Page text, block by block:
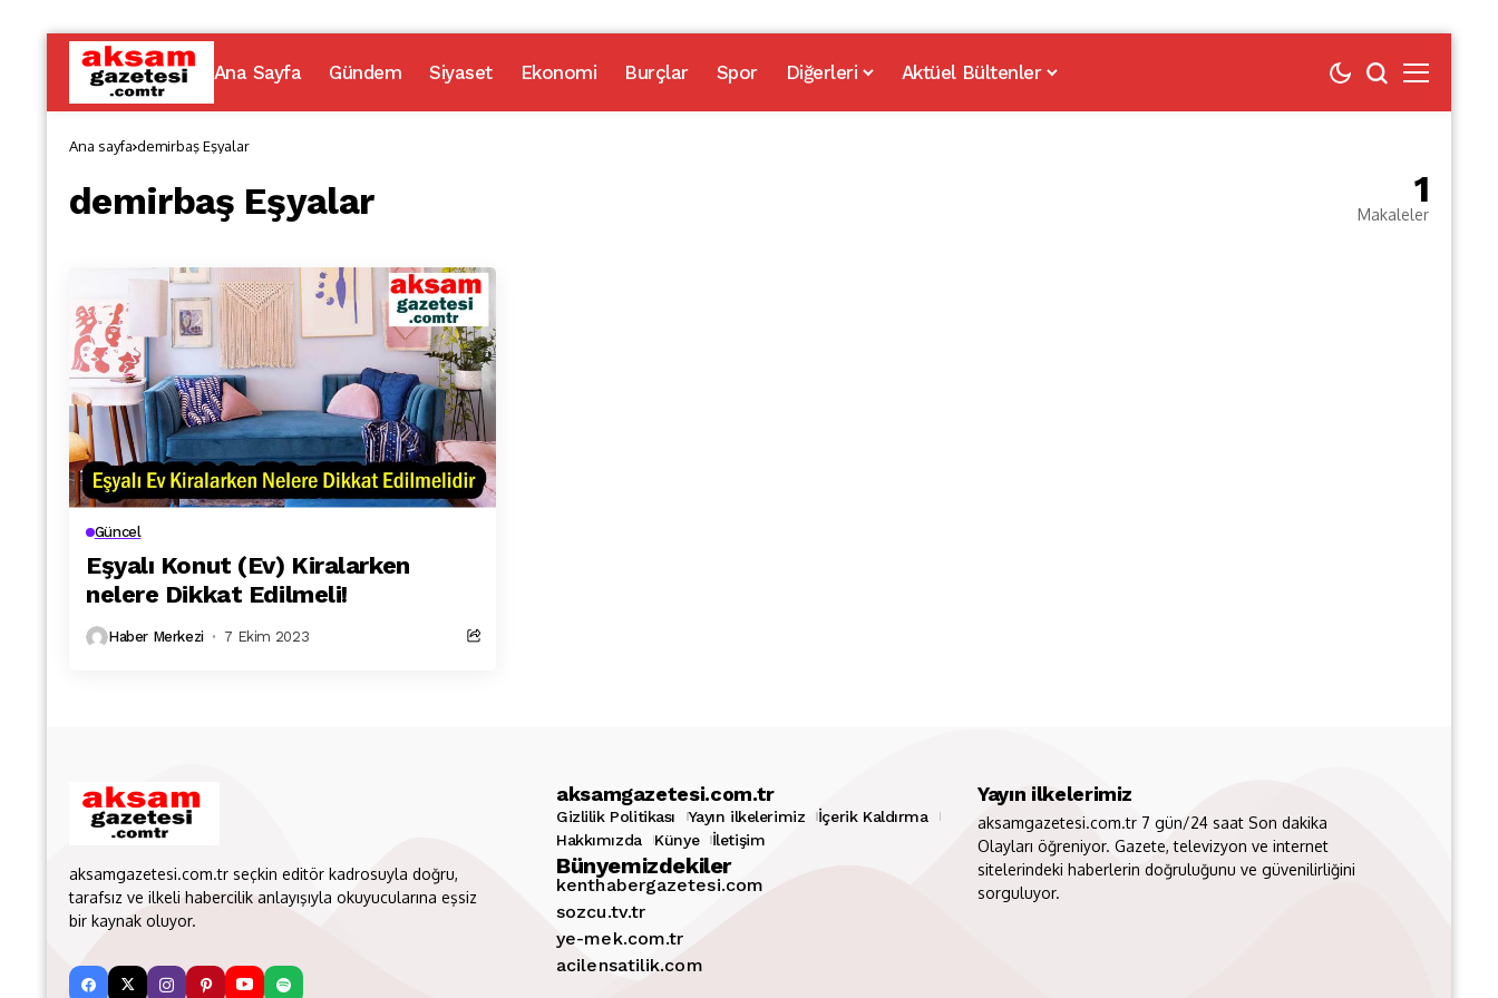
Ana Sayfa Gündem Siyaset Ekonomi Burçlar Spor Diğerleri Aktüel Bültenler
Ana sayfa demirbaş Eşyalar
demirbaş Eşyalar 1
Makaleler
Güncel
Eşyalı Konut (Ev) Kiralarken
nelere Dikkat Edilmeli!
Haber Merkezi 7 Ekim 2023
aksamgazetesi.com.tr seçkin editör kadrosuyla doğru,
tarafsız ve ilkeli habercilik anlayışıyla okuyucularına eşsiz
bir kaynak oluyor.
aksamgazetesi.com.tr
Gizlilik Politikası Yayın ilkelerimiz
İçerik Kaldırma
Hakkımızda
Künye İletişim
Bünyemizdekiler
kenthabergazetesi.com
sozcu.tv.tr
ye-mek.com.tr
acilensatilik.com
Yayın ilkelerimiz
aksamgazetesi.com.tr 7 gün/24 saat Son dakika
Olayları öğreniyor. Gazete, televizyon ve internet
sitelerindeki haberlerin doğruluğunu ve güvenilirliğini
sorguluyor.